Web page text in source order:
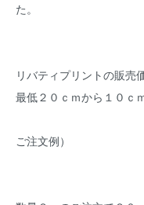
た。
リバティプリントの販売
最低２０ｃｍから１０ｃ
ご注文例）